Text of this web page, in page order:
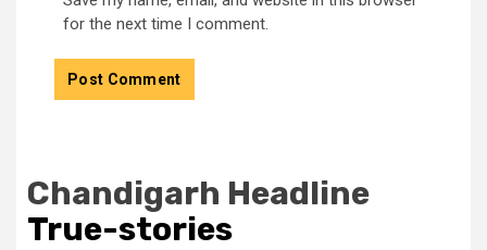
for the next time I comment.
Chandigarh Headline
True-stories